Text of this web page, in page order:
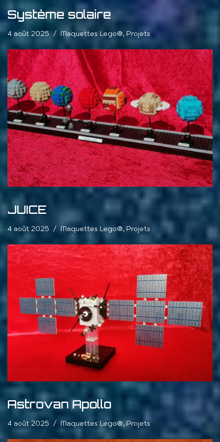
Système solaire
4 août 2025 Maquettes Lego®, Projets
JUICE
4 août 2025 Maquettes Lego®, Projets
Astrovan Apollo
4 août 2025 Maquettes Lego®,Projets